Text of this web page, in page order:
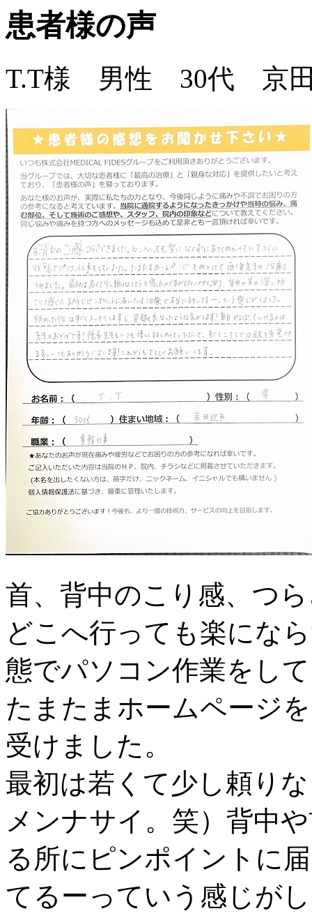
患者様の声
T.T様 男性 30代 京
首、背中のこり感、つ
どこへ行っても楽にな
態でパソコン作業をし
たまたまホームページ
受けました。
最初は若くて少し頼り
メンナサイ。笑）背中
る所にピンポイントに
てるーっていう感じが